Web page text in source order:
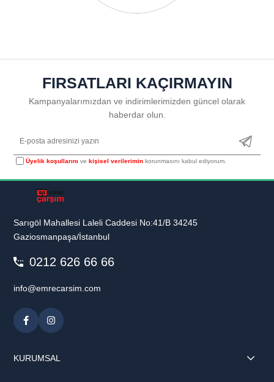
FIRSATLARI KAÇIRMAYIN
Kampanyalarımızdan ve indirimlerimizden güncel olarak
haberdar olun.
Üyelik koşullarını vekişisel verilerimin korunmasını kabul ediyorum.
Sarıgöl Mahallesi Laleli Caddesi No:41/B 34245
Gaziosmanpaşa/İstanbul
0212 626 66 66
info@emrecarsim.com
KURUMSAL